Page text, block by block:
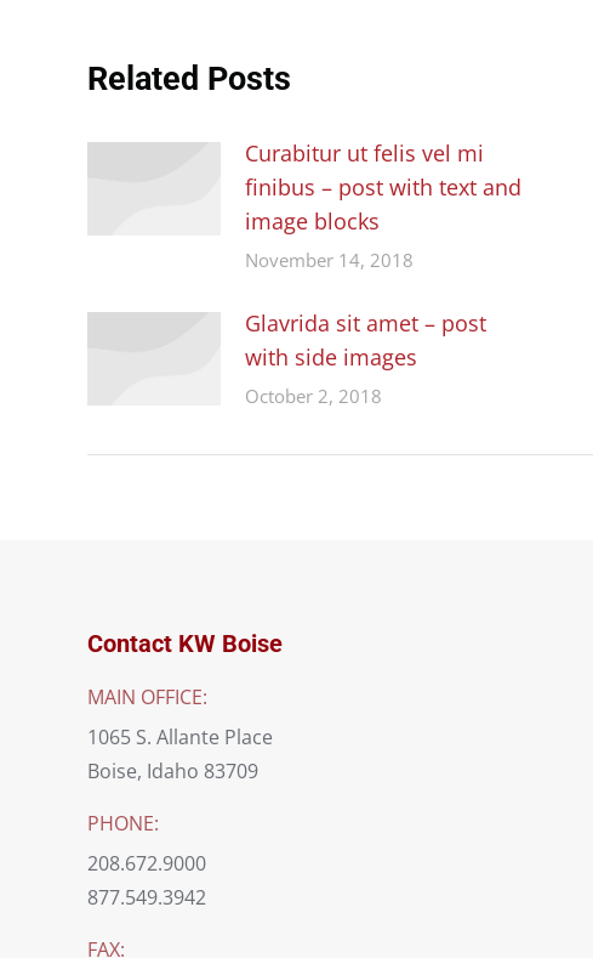
Related Posts
Curabitur ut felis vel mi
finibus – post with text and
image blocks
November 14, 2018
Glavrida sit amet – post
with side images
October 2, 2018
Contact KW Boise
MAIN OFFICE:
1065 S. Allante Place
Boise, Idaho 83709
PHONE:
208.672.9000
877.549.3942
FAX: